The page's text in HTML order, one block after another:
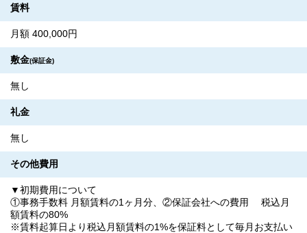
賃料
月額 400,000円
敷金(保証金)
無し
礼金
無し
その他費用
▼初期費用について
①事務手数料 月額賃料の1ヶ月分、②保証会社への費用 税込月
額賃料の80%
※賃料起算日より税込月額賃料の1%を保証料として毎月お支払い